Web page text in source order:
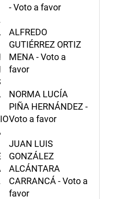
- Voto a favor
ALFREDO
GUTIÉRREZ ORTIZ
MENA - Voto a
favor
NORMA LUCÍA
PIÑA HERNÁNDEZ -
Voto a favor
JUAN LUIS
GONZÁLEZ
ALCÁNTARA
CARRANCÁ - Voto a
favor